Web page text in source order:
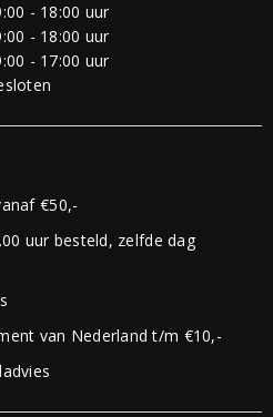
- 18:00 uur
- 18:00 uur
- 17:00 uur
€50,-
uur besteld, zelfde dag
van Nederland t/m €10,-